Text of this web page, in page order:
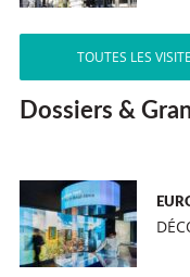
TOUTES LES
Dossiers &